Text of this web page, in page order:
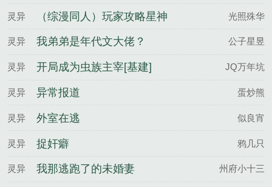
灵异
（综漫同人）玩家攻略星神
怎么了
光照殊华
灵异 我弟弟是年代文大佬？ 公子星昱
灵异 开局成为虫族主宰[基建] JQ万年坑
灵异 异常报道 蛋炒熊
灵异 外室在逃 似良宵
灵异 捉奸癖 鸦几只
灵异 我那逃跑了的未婚妻 州府小十三